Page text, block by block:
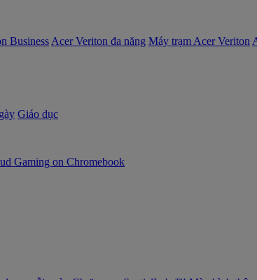
Business Acer Veriton đa năng Máy trạm Acer Veriton
Giáo dục
Gaming on Chromebook